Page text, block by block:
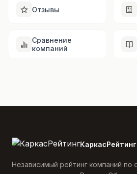
Отзывы
Сравнение
компаний
КаркасРейтинг
Независимый рейтинг компаний по